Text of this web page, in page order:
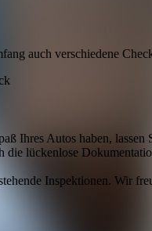
auch verschiedene
Ihres Autos haben,
lücken­lose
Inspektionen. Wir